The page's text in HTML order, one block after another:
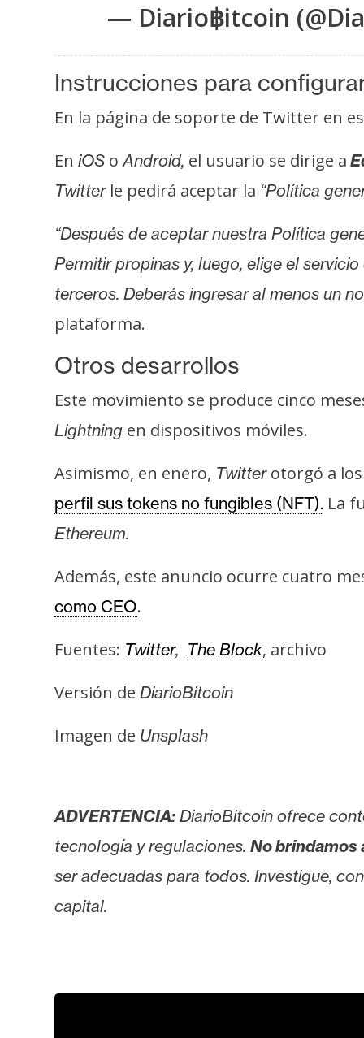
o
n
t
a
t
o
P
b
l
i
i
a
d
— Diario฿itcoin
Instrucciones para
En la página de soporte de Twitter en
En iOS oAndroid, el usuario se dirige a
Twitterle pedirá aceptar la “Política
“Después de aceptar nuestra Política
Permitir propinas y, luego, elige el
terceros. Deberás ingresar al menos un
plataforma.
Otros desarrollos
Este movimiento se produce cinco
Lightning en dispositivos móviles.
Asimismo, en enero, Twitterotorgó a los
perfil sus tokens no fungibles (NFT). La
Ethereum.
Además, este anuncio ocurre cuatro
como CEO.
Fuentes: Twitter, The Block, archivo
Versión de DiarioBitcoin
Imagen de Unsplash
ADVERTENCIA: DiarioBitcoin ofrece
tecnología y regulaciones. No
ser adecuadas para todos. Investigue,
capital.